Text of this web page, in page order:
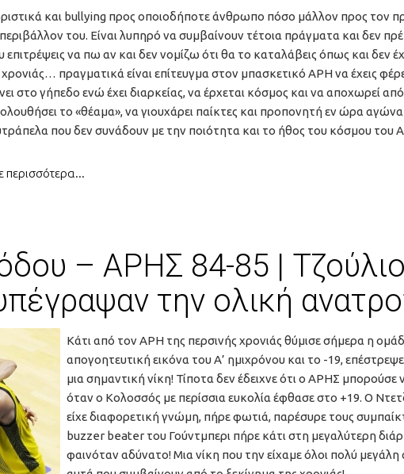
και bullying προς οποιοδήποτε άνθρωπο πόσο μάλλον προς τον
του. Είναι λυπηρό να συμβαίνουν τέτοια πράγματα και δεν
να πω αν και δεν νομίζω ότι θα το καταλάβεις όπως και δεν
πραγματικά είναι επίτευγμα στον μπασκετικό ΑΡΗ να έχεις
στο γήπεδο ενώ έχει διαρκείας, να έρχεται κόσμος και να αποχωρεί
το «θέαμα», να γιουχάρει παίκτες και προπονητή εν ώρα αγώνα
που δεν συνάδουν με την ποιότητα και το ήθος του κόσμου του
περισσότερα...
– ΑΡΗΣ 84-85 |
την ολική
Κάτι από τον ΑΡΗ της περσινής χρονιάς θύμισε σήμερα η
απογοητευτική εικόνα του Α’ ημιχρόνου και το -19,
μια σημαντική νίκη! Τίποτα δεν έδειχνε ότι ο ΑΡΗΣ μπορούσε
όταν ο Κολοσσός με περίσσια ευκολία έφθασε στο +19. Ο
είχε διαφορετική γνώμη, πήρε φωτιά, παρέσυρε τους
buzzer beater του Γούντμπερι πήρε κάτι στη μεγαλύτερη
φαινόταν αδύνατο! Μια νίκη που την είχαμε όλοι πολύ